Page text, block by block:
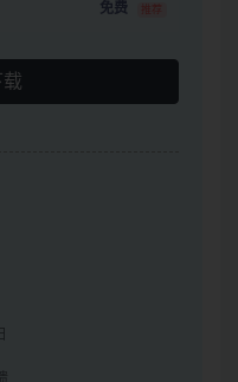
免费 推荐
载